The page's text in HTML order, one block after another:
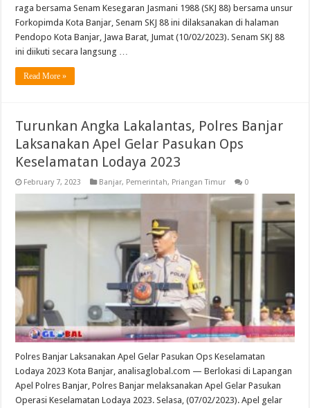
raga bersama Senam Kesegaran Jasmani 1988 (SKJ 88) bersama unsur
Forkopimda Kota Banjar, Senam SKJ 88 ini dilaksanakan di halaman
Pendopo Kota Banjar, Jawa Barat, Jumat (10/02/2023). Senam SKJ 88
ini diikuti secara langsung …
Read More »
Turunkan Angka Lakalantas, Polres Banjar
Laksanakan Apel Gelar Pasukan Ops
Keselamatan Lodaya 2023
February 7, 2023 Banjar, Pemerintah, Priangan Timur 0
Polres Banjar Laksanakan Apel Gelar Pasukan Ops Keselamatan
Lodaya 2023 Kota Banjar, analisaglobal.com — Berlokasi di Lapangan
Apel Polres Banjar, Polres Banjar melaksanakan Apel Gelar Pasukan
Operasi Keselamatan Lodaya 2023. Selasa, (07/02/2023). Apel gelar